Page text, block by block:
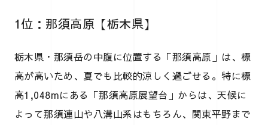
1位：那須高原【栃木県】
栃木県・那須岳の中腹に位置する「那須高原」は、標
高が高いため、夏でも比較的涼しく過ごせる。特に標
高1,048mにある「那須高原展望台」からは、天候に
よって那須連山や八溝山系はもちろん、関東平野まで